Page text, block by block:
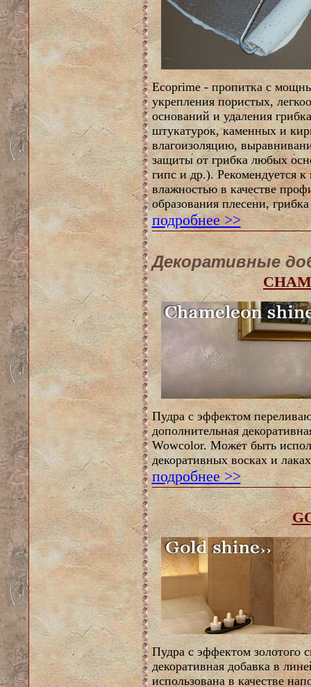
Ecoprime - пропитка с
укрепления пористых,
оснований и удаления
штукатурок, каменных и
влагоизоляцию,
защиты от грибка любых
гипс и др.). Рекомендуется
влажностью в качестве
образования плесени,
подробнее >>
Декоративные
Пудра с эффектом
дополнительная
Wowcolor. Может быть
декоративных восках и
подробнее >>
Пудра с эффектом золотого
декоративная добавка в
использована в качестве